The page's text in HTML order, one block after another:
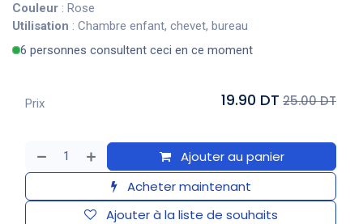
Couleur : Rose
Utilisation : Chambre enfant, chevet, bureau
6 personnes consultent ceci en ce moment
Ajouter au panier
Acheter maintenant
Ajouter à la liste de souhaits
Prix 19.90 DT 25.00 DT